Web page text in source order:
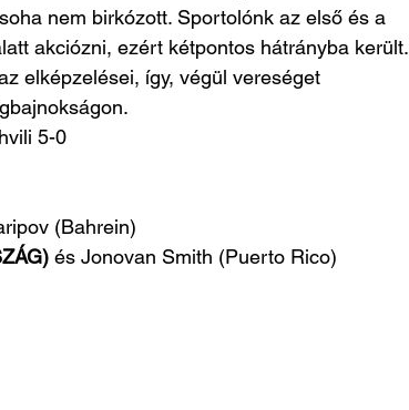
nem birkózott. Sportolónk az első és a
akciózni, ezért kétpontos hátrányba került.
elképzelései, így, végül vereséget
5-0
(Bahrein)
és Jonovan Smith (Puerto Rico)